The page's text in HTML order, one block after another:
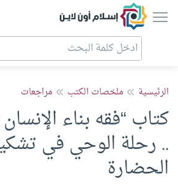
إسلام أون لاين
الرئيسية ملخصات الكتب مراجعات
كتاب “فقه بناء
.. رحلة الوحي في
الحضارة